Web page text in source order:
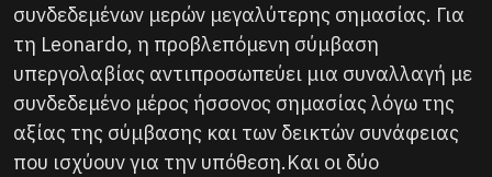
συνδεδεμένων μερών μεγαλύτερης σημασίας. Για
τη Leonardo, η προβλεπόμενη σύμβαση
υπεργολαβίας αντιπροσωπεύει μια συναλλαγή με
συνδεδεμένο μέρος ήσσονος σημασίας λόγω της
αξίας της σύμβασης και των δεικτών συνάφειας
που ισχύουν για την υπόθεση.Και οι δύο